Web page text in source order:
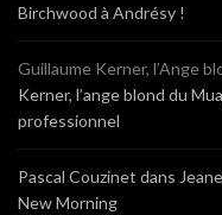
Birchwood à Andrésy !
Guillaume Kerner, l’Ange
Kerner, l’ange blond du
professionnel
Pascal Couzinet dans
New Morning